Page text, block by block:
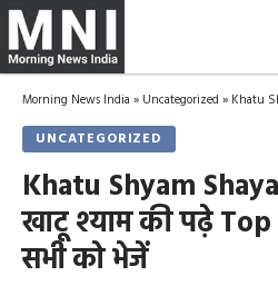
Morning News India » Uncategorized » Khatu Shyam
UNCATEGORIZED
Khatu Shyam
खाटू श्याम की पढ़े Top
सभी को भेजें